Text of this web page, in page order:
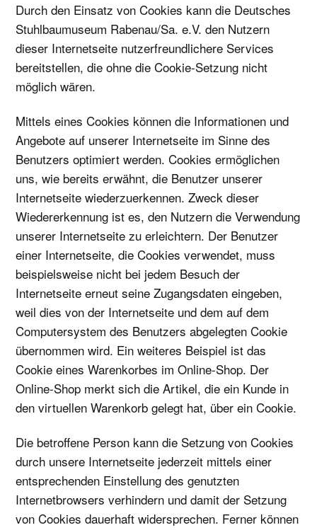
Durch den Einsatz von Cookies kann die Deutsches
Stuhlbaumuseum Rabenau/Sa. e.V. den Nutzern
dieser Internetseite nutzerfreundlichere Services
bereitstellen, die ohne die Cookie-Setzung nicht
möglich wären.
Mittels eines Cookies können die Informationen und
Angebote auf unserer Internetseite im Sinne des
Benutzers optimiert werden. Cookies ermöglichen
uns, wie bereits erwähnt, die Benutzer unserer
Internetseite wiederzuerkennen. Zweck dieser
Wiedererkennung ist es, den Nutzern die Verwendung
unserer Internetseite zu erleichtern. Der Benutzer
einer Internetseite, die Cookies verwendet, muss
beispielsweise nicht bei jedem Besuch der
Internetseite erneut seine Zugangsdaten eingeben,
weil dies von der Internetseite und dem auf dem
Computersystem des Benutzers abgelegten Cookie
übernommen wird. Ein weiteres Beispiel ist das
Cookie eines Warenkorbes im Online-Shop. Der
Online-Shop merkt sich die Artikel, die ein Kunde in
den virtuellen Warenkorb gelegt hat, über ein Cookie.
Die betroffene Person kann die Setzung von Cookies
durch unsere Internetseite jederzeit mittels einer
entsprechenden Einstellung des genutzten
Internetbrowsers verhindern und damit der Setzung
von Cookies dauerhaft widersprechen. Ferner können